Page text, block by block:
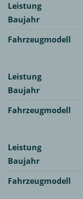
Leistung
Baujahr
Fahrzeugmodell
Leistung
Baujahr
Fahrzeugmodell
Leistung
Baujahr
Fahrzeugmodell